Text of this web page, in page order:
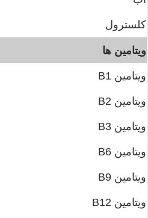
کلسترول
ویتامین ها
ویتامین B1
ویتامین B2
ویتامین B3
ویتامین B6
ویتامین B9
ویتامین B12